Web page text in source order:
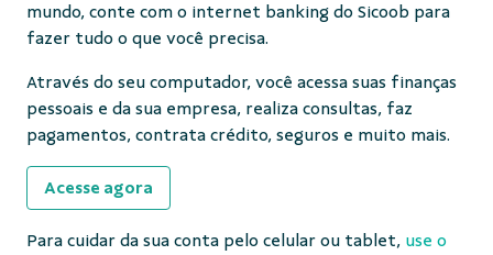
mundo, conte com o internet banking do Sicoob para
fazer tudo o que você precisa.
Através do seu computador, você acessa suas finanças
pessoais e da sua empresa, realiza consultas, faz
pagamentos, contrata crédito, seguros e muito mais.
Acesse agora
Para cuidar da sua conta pelo celular ou tablet, use o